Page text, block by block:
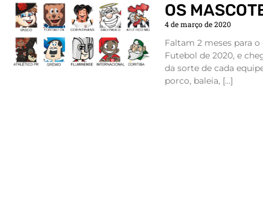
OS
4 de março de 2020
Faltam 2 meses para
Futebol de 2020, e
da sorte de cada
porco, baleia, […]